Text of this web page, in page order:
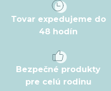
Tovar expedujeme do
48 hodín
Bezpečné produkty
pre celú rodinu